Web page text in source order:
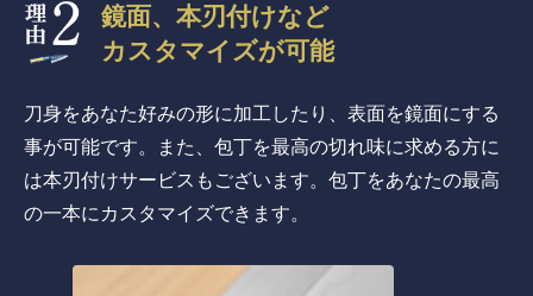
鏡面、本刃付けなど
カスタマイズが可能
刀身をあなた好みの形に加工したり、表面を鏡面にする
事が可能です。また、包丁を最高の切れ味に求める方に
は本刃付けサービスもございます。包丁をあなたの最高
の一本にカスタマイズできます。